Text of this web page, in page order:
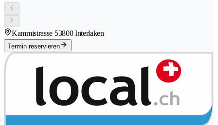
Kammistrasse 53800 Interlaken
Termin reservieren